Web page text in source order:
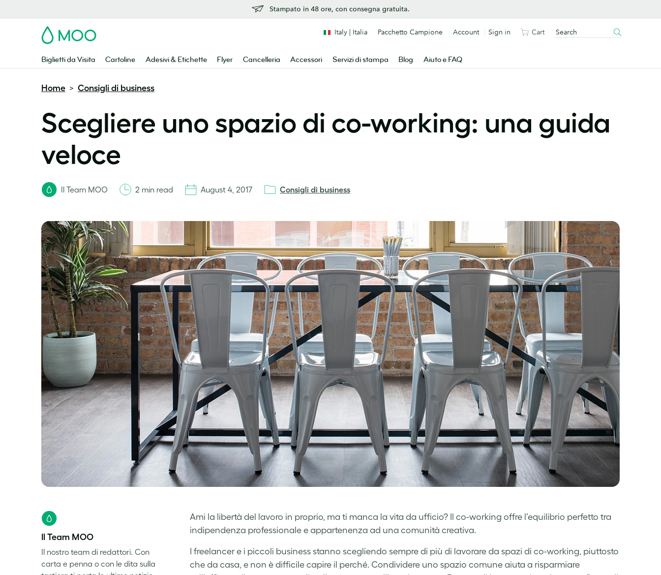
Stampato in 48 ore, con consegna gratuita.
MOO
Biglietti da Visita Cartoline Adesivi & Etichette Flyer Cancelleria Accessori Servizi di stampa Blog Aiuto e FAQ
Italy | Italia Pacchetto Campione Account Sign in Cart
Home > Consigli di business
Scegliere uno spazio di co-working: una guida
veloce
Il Team MOO 2 min read August 4, 2017 Consigli di business
Ami la libertà del lavoro in proprio, ma ti manca la vita da ufficio? Il co-working offre l’equilibrio perfetto tra
indipendenza professionale e appartenenza ad una comunità creativa.
I freelancer e i piccoli business stanno scegliendo sempre di più di lavorare da spazi di co-working, piuttosto
che da casa, e non è difficile capire il perché. Condividere uno spazio comune aiuta a risparmiare
Il Team MOO
Il nostro team di redattori. Con
carta e penna o con le dita sulla